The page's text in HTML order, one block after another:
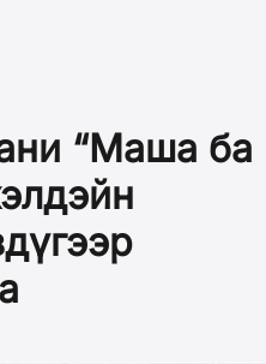
“Маша ба